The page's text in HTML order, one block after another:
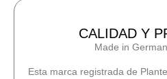
CALIDAD Y
Made in
Esta marca registrada de